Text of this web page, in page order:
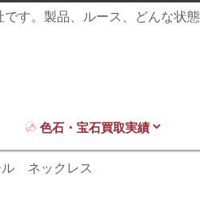
す。製品、ルース、どんな状態
色石・宝石買取実績
ル ネックレス